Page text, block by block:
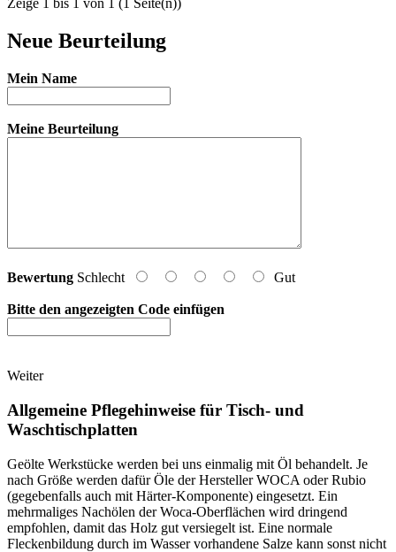
Zeige 1 bis 1 von 1 (1 Seite(n))
Neue Beurteilung
Mein Name
Meine Beurteilung
Bewertung Schlecht Gut
Bitte den angezeigten Code einfügen
Weiter
Allgemeine Pflegehinweise für Tisch- und
Waschtischplatten
Geölte Werkstücke werden bei uns einmalig mit Öl behandelt. Je
nach Größe werden dafür Öle der Hersteller WOCA oder Rubio
(gegebenfalls auch mit Härter-Komponente) eingesetzt. Ein
mehrmaliges Nachölen der Woca-Oberflächen wird dringend
empfohlen, damit das Holz gut versiegelt ist. Eine normale
Fleckenbildung durch im Wasser vorhandene Salze kann sonst nicht